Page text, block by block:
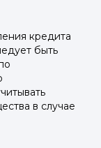
кредита
быть
в случае